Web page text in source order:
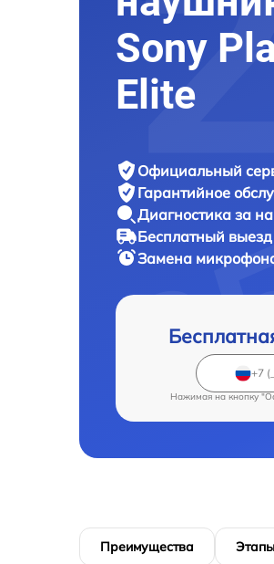
Sony
Elite
Официальный
Гарантийное
Диагностика за
Бесплатный
Замена
Нажимая на кнопку
Преимущества